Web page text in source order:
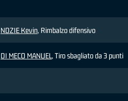
NDZIE Kevin, Rimbalzo difensivo
DI MECO MANUEL, Tiro sbagliato da 3 punti